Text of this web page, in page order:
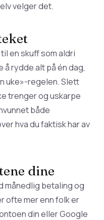
velger det.
en skuff som aldri
rydde alt på én dag,
uke»-regelen. Slett
trenger og uskarpe
både
hva du faktisk har av
dine
månedlig betaling og
ofte mer enn folk er
din eller Google